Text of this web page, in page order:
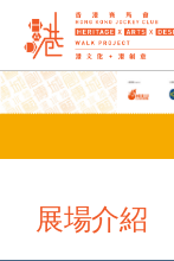
主辦機構
展場介紹